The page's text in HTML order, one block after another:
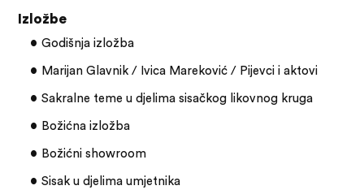
ZBIRKA STRIEGL
PUBLIKACIJE
DOKUMENTI
Izložbe
Godišnja izložba
Marijan Glavnik / Ivica Mareković / Pijevci i aktovi
Sakralne teme u djelima sisačkog likovnog kruga
Božićna izložba
Božićni showroom
Sisak u djelima umjetnika